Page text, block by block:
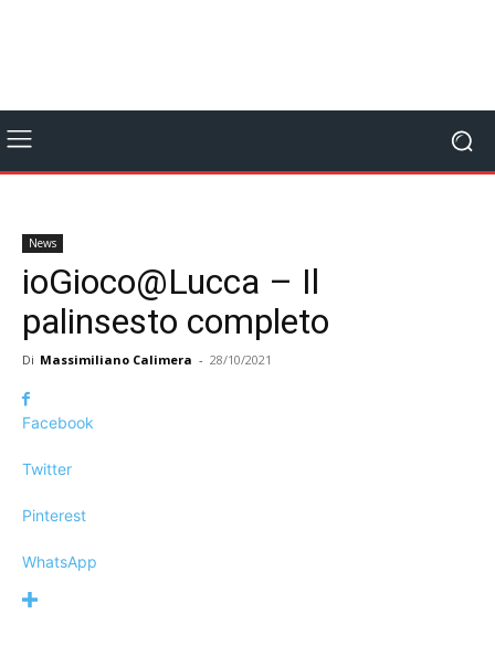
News
ioGioco@Lucca – Il
palinsesto completo
Di Massimiliano Calimera - 28/10/2021
Facebook
Twitter
Pinterest
WhatsApp